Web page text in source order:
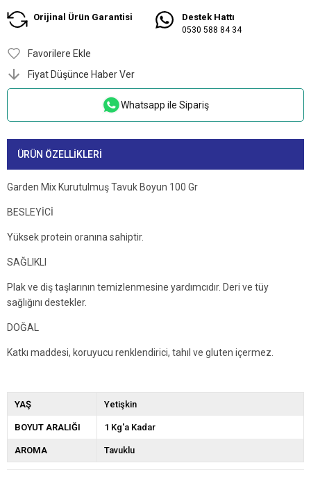
Orijinal Ürün Garantisi Destek Hattı
0530 588 84 34
Favorilere Ekle
Fiyat Düşünce Haber Ver
Whatsapp ile Sipariş
ÜRÜN ÖZELLIKLERI
Garden Mix Kurutulmuş Tavuk Boyun 100 Gr
BESLEYİCİ
Yüksek protein oranına sahiptir.
SAĞLIKLI
Plak ve diş taşlarının temizlenmesine yardımcıdır. Deri ve tüy
sağlığını destekler.
DOĞAL
Katkı maddesi, koruyucu renklendirici, tahıl ve gluten içermez.
YAŞ Yetişkin
BOYUT ARALIĞI 1 Kg'a Kadar
AROMA Tavuklu